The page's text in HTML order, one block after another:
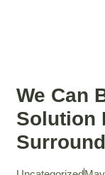
We Can
Solution